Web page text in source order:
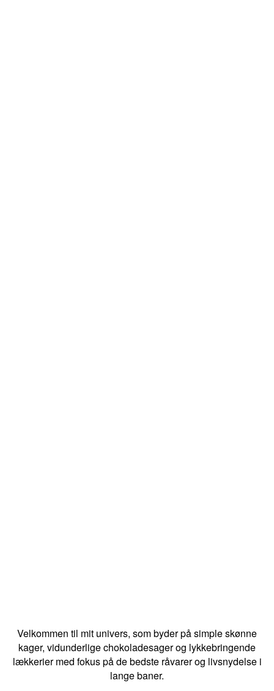
Velkommen til mit univers, som byder på simple skønne
kager, vidunderlige chokoladesager og lykkebringende
lækkerier med fokus på de bedste råvarer og livsnydelse i
lange baner.